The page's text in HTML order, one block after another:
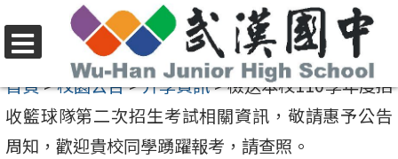
至
要
內
選
單
首頁>校園公告>升學資訊>檢送本校110學年度招
收籃球隊第二次招生考試相關資訊，敬請惠予公告
周知，歡迎貴校同學踴躍報考，請查照。